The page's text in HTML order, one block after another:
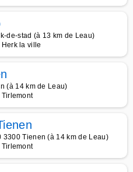
de-stad (à 13 km de Leau)
la ville
(à 14 km de Leau)
3300 Tienen (à 14 km de Leau)